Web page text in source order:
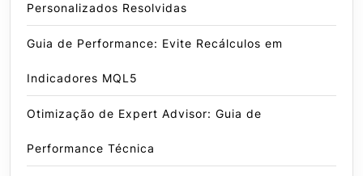
Personalizados Resolvidas
Guia de Performance: Evite Recálculos em
Indicadores MQL5
Otimização de Expert Advisor: Guia de
Performance Técnica